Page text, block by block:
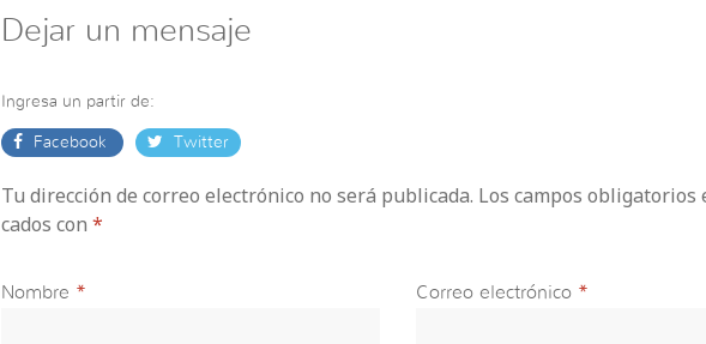
Dejar un mensaje
Ingresa un partir de:
Facebook Twitter
Tu dirección de correo electrónico no será publicada. Los campos obligatorios
cados con *
Nombre * Correo electrónico *